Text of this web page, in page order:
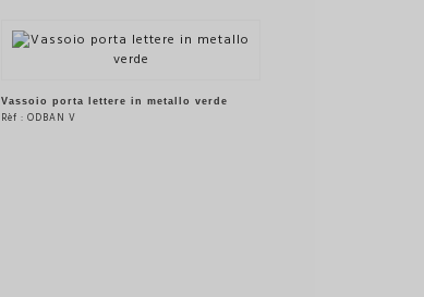
VEDERE IL PRODOTTO
Vassoio porta lettere in metallo verde
Rèf : ODBAN V